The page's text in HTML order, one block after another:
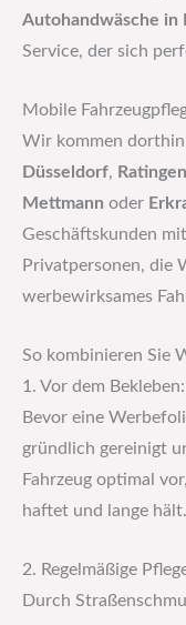
Autohandwäsche in
Service, der sich
Mobile
Wir kommen
Düsseldorf, Ratingen
Mettmann oder
Geschäftskunden
Privatpersonen, die
werbewirksames
So kombinieren Sie
1. Vor dem
Bevor eine
gründlich gereinigt
Fahrzeug optimal
haftet und lange hält.
2. Regelmäßige
Durch